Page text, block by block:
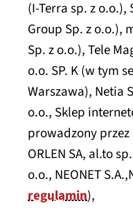
(I-Terra sp. z o.o.),
Group Sp. z o.o.),
Sp. z o.o.), Tele
o.o. SP. K (w tym
Warszawa), Netia
o.o., Sklep
prowadzony
ORLEN SA, al.to
o.o., NEONET
regulamin),